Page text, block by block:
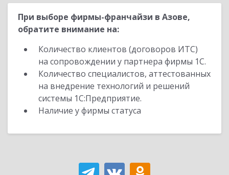
При выборе фирмы-франчайзи в Азове,
обратите внимание на:
Количество клиентов (договоров ИТС)
на сопровождении у партнера фирмы 1С.
Количество специалистов, аттестованных
на внедрение технологий и решений
системы 1С:Предприятие.
Наличие у фирмы статуса